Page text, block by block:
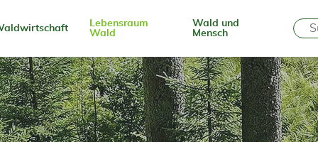
Lebensraum
Wald
Wald und
Mensch